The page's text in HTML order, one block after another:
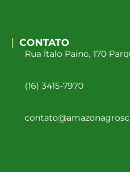
CONTATO
Rua Ítalo Paino, 170
(16) 3415-7970